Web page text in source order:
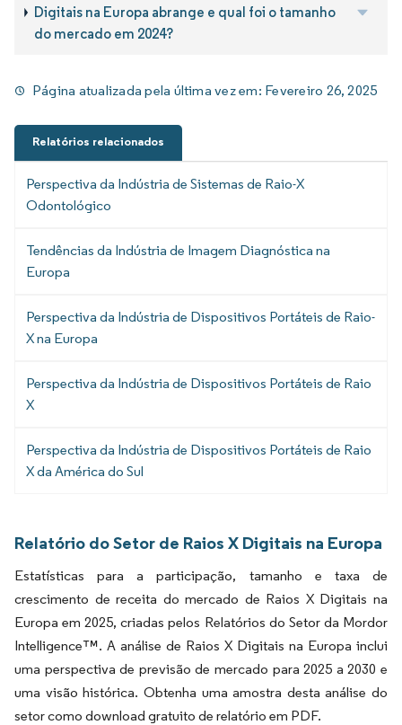
Digitais na Europa abrange e qual foi o tamanho
do mercado em 2024?
Página atualizada pela última vez em: Fevereiro 26, 2025
Relatórios relacionados
Perspectiva da Indústria de Sistemas de Raio-X
Odontológico
Tendências da Indústria de Imagem Diagnóstica na
Europa
Perspectiva da Indústria de Dispositivos Portáteis de Raio-
X na Europa
Perspectiva da Indústria de Dispositivos Portáteis de Raio
X
Perspectiva da Indústria de Dispositivos Portáteis de Raio
X da América do Sul
Relatório do Setor de Raios X Digitais na Europa
Estatísticas para a participação, tamanho e taxa de
crescimento de receita do mercado de Raios X Digitais na
Europa em 2025, criadas pelos Relatórios do Setor da Mordor
Intelligence™. A análise de Raios X Digitais na Europa inclui
uma perspectiva de previsão de mercado para 2025 a 2030 e
uma visão histórica. Obtenha uma amostra desta análise do
setor como download gratuito de relatório em PDF.